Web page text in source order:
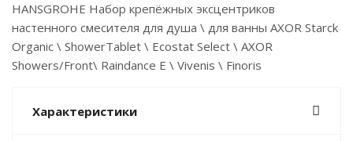
HANSGROHE Набор крепёжных эксцентриков
настенного смесителя для душа \ для ванны AXOR Starck
Organic \ ShowerTablet \ Ecostat Select \ AXOR
Showers/Front\ Raindance E \ Vivenis \ Finoris
Характеристики